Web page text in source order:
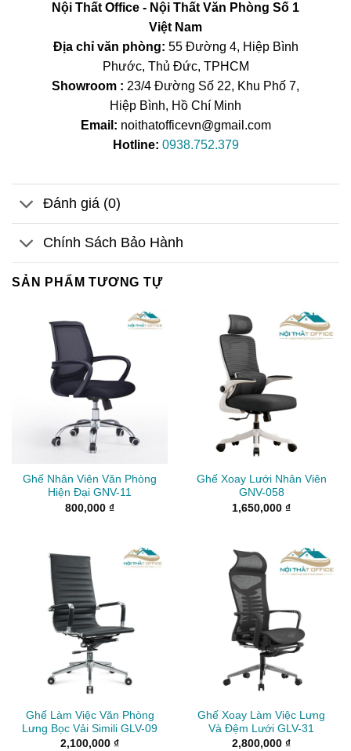
Nội Thất Office - Nội Thất Văn Phòng Số 1
Việt Nam
Địa chỉ văn phòng: 55 Đường 4, Hiệp Bình
Phước, Thủ Đức, TPHCM
Showroom : 23/4 Đường Số 22, Khu Phố 7,
Hiệp Bình, Hồ Chí Minh
Email: noithatofficevn@gmail.com
Hotline: 0938.752.379
Đánh giá (0)
Chính Sách Bảo Hành
SẢN PHẨM TƯƠNG TỰ
Ghế Nhân Viên Văn Phòng
Hiện Đại GNV-11
800,000 ₫
Ghế Xoay Lưới Nhân Viên
GNV-058
1,650,000 ₫
Ghế Làm Việc Văn Phòng
Lưng Bọc Vải Simili GLV-09
2,100,000 ₫
Ghế Xoay Làm Việc Lưng
Và Đệm Lưới GLV-31
2,800,000 ₫